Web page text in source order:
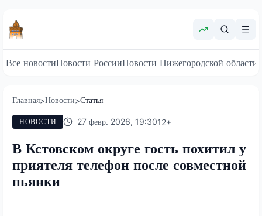
Все новостиНовости РоссииНовости Нижегородской области
Главная>Новости>Статья
НОВОСТИ 27 февр. 2026, 19:3012+
В Кстовском округе гость похитил у
приятеля телефон после совместной
пьянки